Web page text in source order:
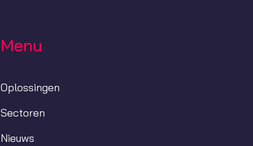
Menu
Oplossingen
Sectoren
Nieuws